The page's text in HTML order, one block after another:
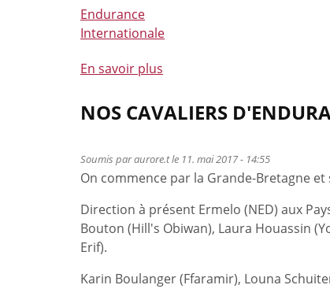
Endurance
Internationale
En savoir plus
de
Raphaël
Cauter
au
pied
du
podium
Emerlo
NOS CAVALIERS
Soumis paraurore.tle 11. mai 2017 - 14:55
On commence par la Grande-Bretagne
Direction à présent Ermelo (NED) aux
Bouton (Hill's Obiwan), Laura Houassin
Erif).
Karin Boulanger (Ffaramir), Louna